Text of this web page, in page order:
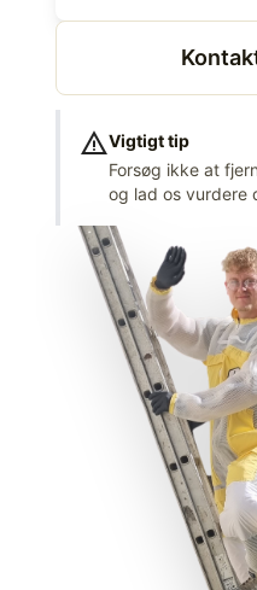
warningVigtigt tip
Forsøg ikke at
og lad os vurdere